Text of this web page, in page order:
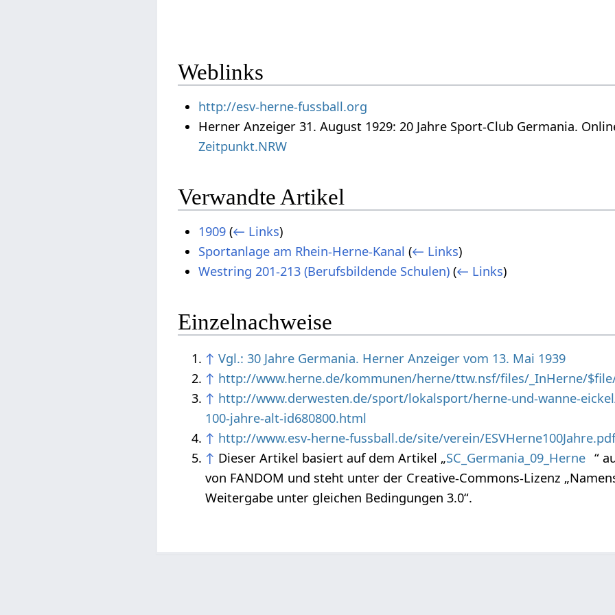
Weblinks
http://esv-herne-fussball.org
Herner Anzeiger 31. August 1929: 20 Jahre Sport-Club Germania.
Zeitpunkt.NRW
Verwandte Artikel
1909 (← Links)
Sportanlage am Rhein-Herne-Kanal (← Links)
Westring 201-213 (Berufsbildende Schulen) (← Links)
Einzelnachweise
↑ Vgl.: 30 Jahre Germania. Herner Anzeiger vom 13. Mai 1939
↑ http://www.herne.de/kommunen/herne/ttw.nsf/files/_InHerne/
↑ http://www.derwesten.de/sport/lokalsport/herne-und-wanne-
100-jahre-alt-id680800.html
↑ http://www.esv-herne-fussball.de/site/verein/
↑ Dieser Artikel basiert auf dem Artikel „SC_Germania_09_Herne “
von FANDOM und steht unter der Creative-Commons-Lizenz
Weitergabe unter gleichen Bedingungen 3.0“.